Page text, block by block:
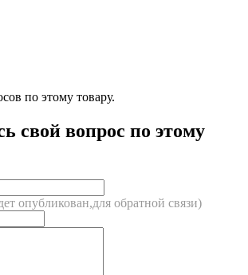
по этому товару.
свой вопрос по этому
опубликован,для обратной связи)